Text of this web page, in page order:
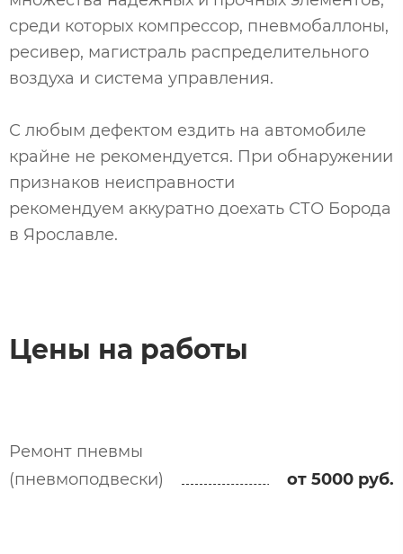
среди которых компрессор, пневмобаллоны,
ресивер, магистраль распределительного
воздуха и система управления.
С любым дефектом ездить на ав­то­моби­ле
крайне не рекомендуется. При об­на­руже­нии
признаков неисправности
рекомендуем аккуратно доехать СТО Борода
в Ярославле.
Цены на работы
Ремонт пневмы
(пневмоподвески)
от 5000 руб.